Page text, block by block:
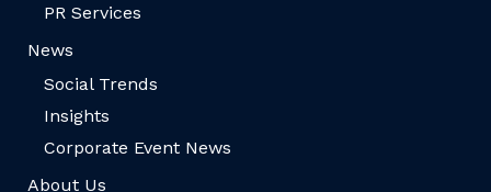
PR Services
News
Social Trends
Insights
Corporate Event News
About Us